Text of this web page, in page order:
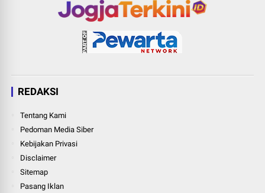
REDAKSI
Tentang Kami
Pedoman Media Siber
Kebijakan Privasi
Disclaimer
Sitemap
Pasang Iklan